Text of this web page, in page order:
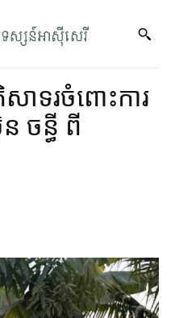
សាទរ​ចំពោះ​ការ​
ចន្ធី ពី​